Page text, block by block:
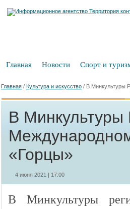
Главная Новости Спорт и
Главная / Культура и искусство / В Минкультуры
В Минкультуры
«Горцы»
4 июня 2021 | 17:00
В Минкультуры